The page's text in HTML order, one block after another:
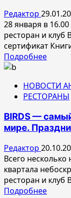
Редактор
28 января в
ресторан и
сертификат
Подробнее
новая
НОВОСТИ
РЕСТОРАНЫ
BIRDS —
мире.
Редактор
Всего
квартала
ресторан и клуб
Подробнее